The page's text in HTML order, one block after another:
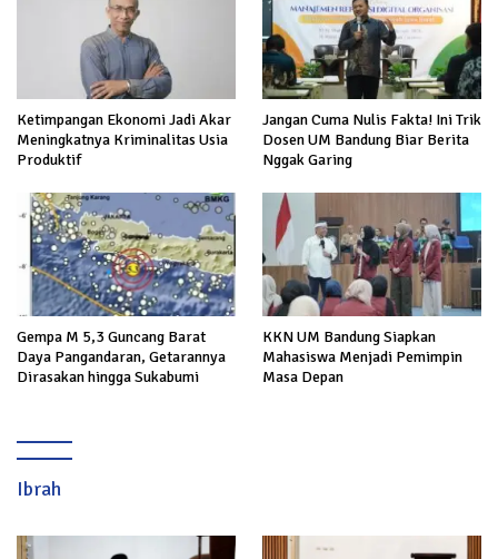
Ketimpangan Ekonomi Jadi Akar
Meningkatnya Kriminalitas Usia
Produktif
Jangan Cuma Nulis Fakta! Ini Trik
Dosen UM Bandung Biar Berita
Nggak Garing
Gempa M 5,3 Guncang Barat
Daya Pangandaran, Getarannya
Dirasakan hingga Sukabumi
KKN UM Bandung Siapkan
Mahasiswa Menjadi Pemimpin
Masa Depan
Ibrah